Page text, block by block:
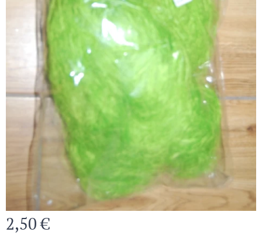
2,50€